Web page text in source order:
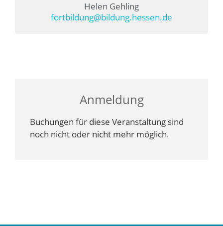
Helen Gehling
fortbildung@bildung.hessen.de
Anmeldung
Buchungen für diese Veranstaltung sind
noch nicht oder nicht mehr möglich.